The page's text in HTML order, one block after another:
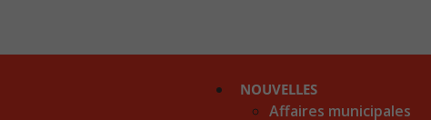
NOUVELLES
Affaires municipales